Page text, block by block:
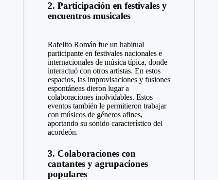
2. Participación en festivales y
encuentros musicales
Rafelito Román fue un habitual
participante en festivales nacionales e
internacionales de música típica, donde
interactuó con otros artistas. En estos
espacios, las improvisaciones y fusiones
espontáneas dieron lugar a
colaboraciones inolvidables. Estos
eventos también le permitieron trabajar
con músicos de géneros afines,
aportando su sonido característico del
acordeón.
3. Colaboraciones con
cantantes y agrupaciones
populares